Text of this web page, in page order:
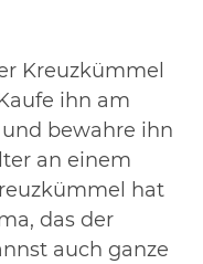
Kreuzkümmel
ihn am
bewahre ihn
an einem
hat
das der
auch ganze